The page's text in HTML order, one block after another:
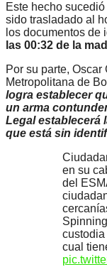
Este hecho
sido trasladado al
los documentos de
las 00:32 de la
Por su parte,
Metropolitana de
logra establecer
un arma
Legal establecerá
que está sin
en su
del
custodia
cual